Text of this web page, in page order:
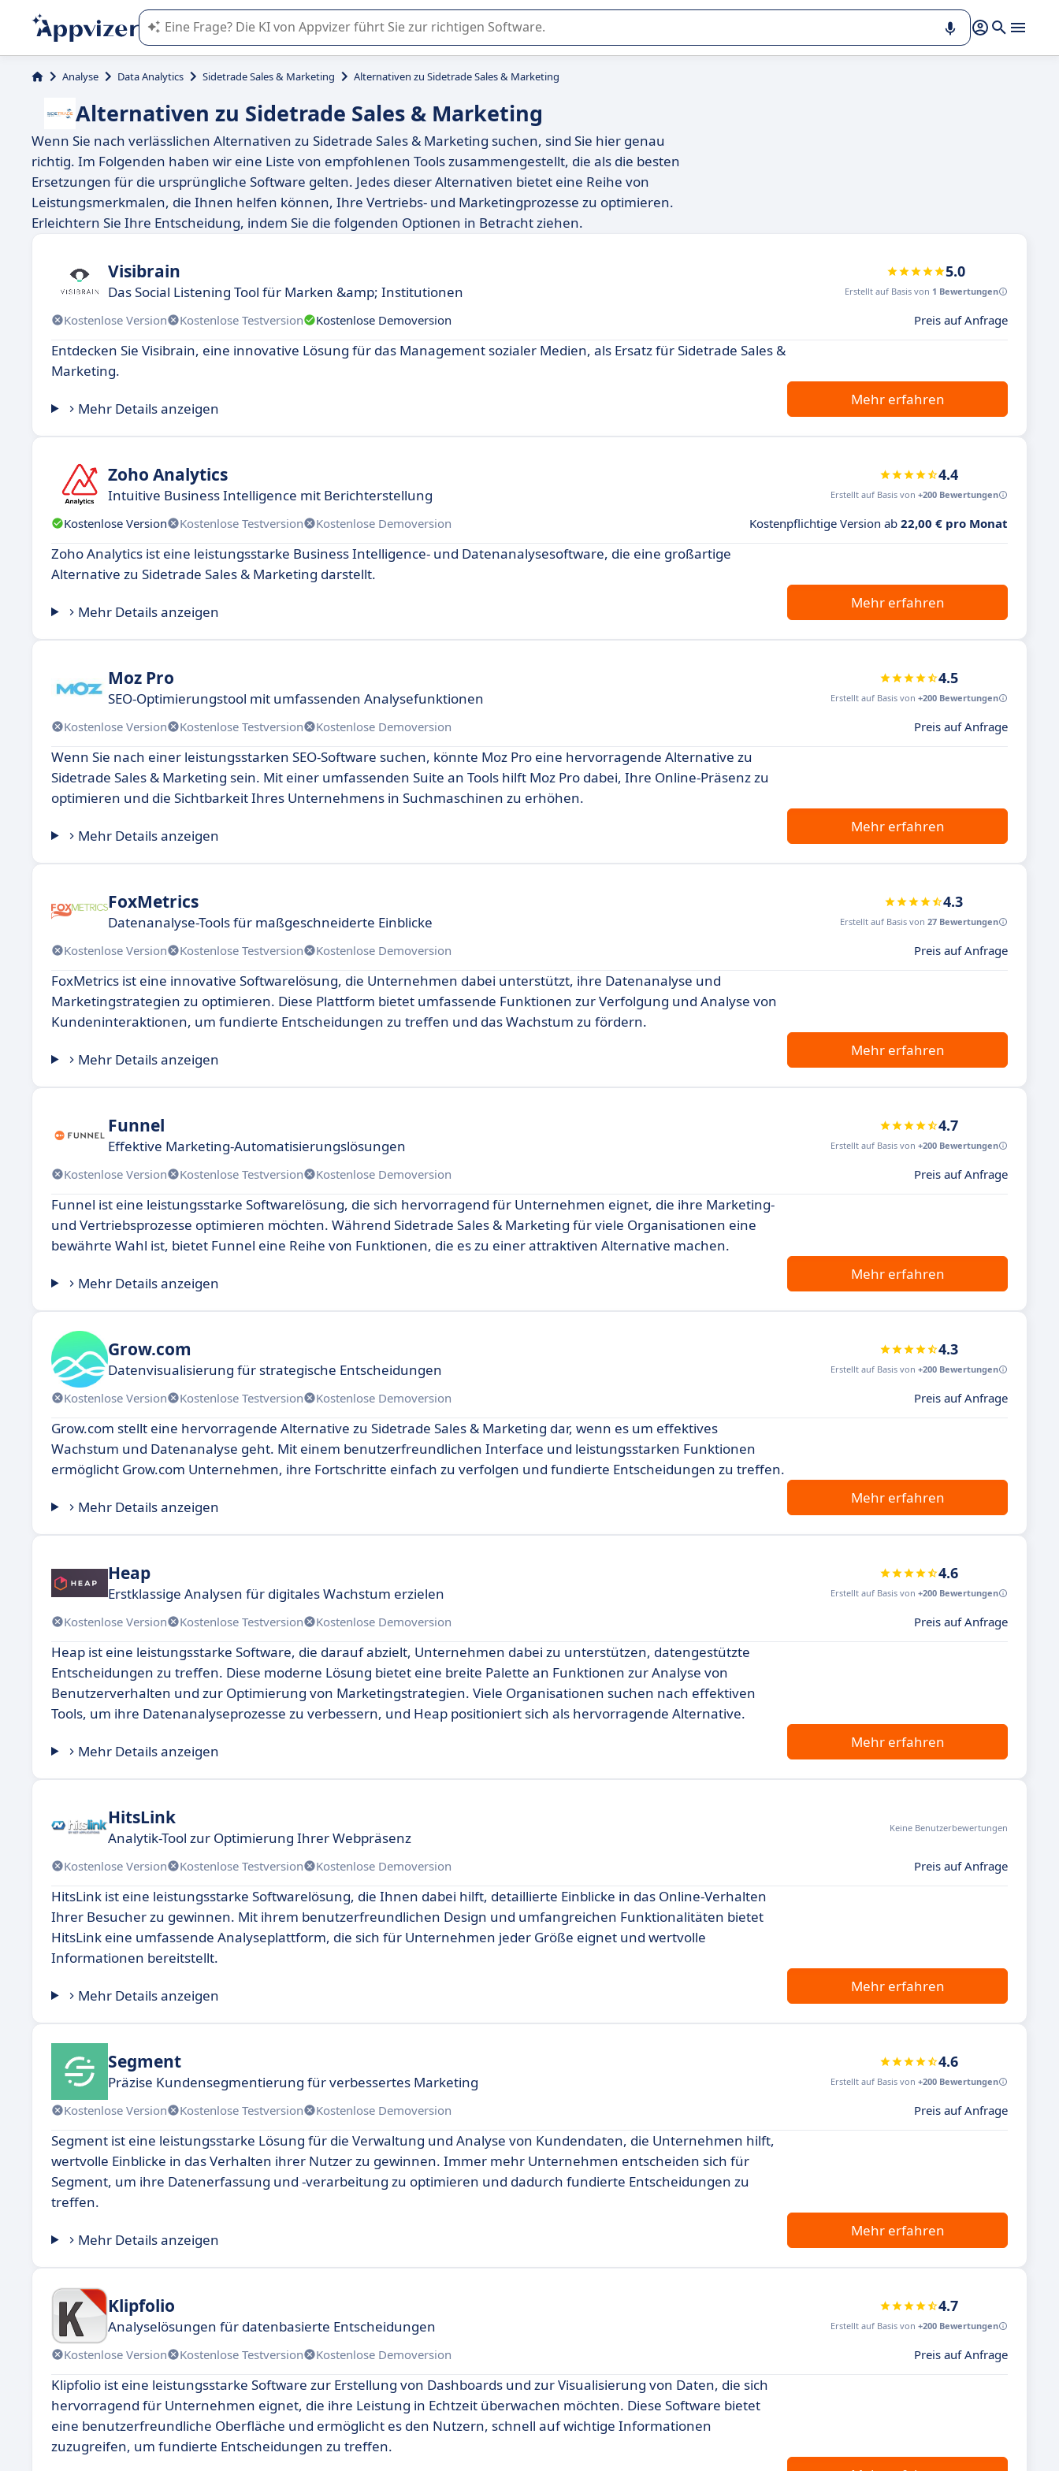
Die KI von Appvizer führt Sie bei der Nutzung oder Auswahl von SaaS-Software in Unternehmen.
Analyse Data Analytics Sidetrade Sales & Marketing Alternativen zu Sidetrade Sales & Marketing
Alternativen zu Sidetrade Sales & Marketing
Wenn Sie nach verlässlichen Alternativen zu Sidetrade Sales & Marketing suchen, sind Sie hier genau
richtig. Im Folgenden haben wir eine Liste von empfohlenen Tools zusammengestellt, die als die besten
Ersetzungen für die ursprüngliche Software gelten. Jedes dieser Alternativen bietet eine Reihe von
Leistungsmerkmalen, die Ihnen helfen können, Ihre Vertriebs- und Marketingprozesse zu optimieren.
Erleichtern Sie Ihre Entscheidung, indem Sie die folgenden Optionen in Betracht ziehen.
Visibrain
Das Social Listening Tool für Marken &amp; Institutionen
5.0
Erstellt auf Basis von 1 Bewertungen
Kostenlose Version Kostenlose Testversion Kostenlose Demoversion Preis auf Anfrage
Entdecken Sie Visibrain, eine innovative Lösung für das Management sozialer Medien, als Ersatz für Sidetrade Sales &
Marketing.
Mehr Details anzeigen
Mehr erfahren
Zoho Analytics
Intuitive Business Intelligence mit Berichterstellung
4.4
Erstellt auf Basis von +200 Bewertungen
Kostenlose Version Kostenlose Testversion Kostenlose Demoversion Kostenpflichtige Version ab 22,00 € pro Monat
Zoho Analytics ist eine leistungsstarke Business Intelligence- und Datenanalysesoftware, die eine großartige
Alternative zu Sidetrade Sales & Marketing darstellt.
Mehr Details anzeigen
Mehr erfahren
Moz Pro
SEO-Optimierungstool mit umfassenden Analysefunktionen
4.5
Erstellt auf Basis von +200 Bewertungen
Kostenlose Version Kostenlose Testversion Kostenlose Demoversion Preis auf Anfrage
Wenn Sie nach einer leistungsstarken SEO-Software suchen, könnte Moz Pro eine hervorragende Alternative zu
Sidetrade Sales & Marketing sein. Mit einer umfassenden Suite an Tools hilft Moz Pro dabei, Ihre Online-Präsenz zu
optimieren und die Sichtbarkeit Ihres Unternehmens in Suchmaschinen zu erhöhen.
Mehr Details anzeigen
Mehr erfahren
FoxMetrics
Datenanalyse-Tools für maßgeschneiderte Einblicke
4.3
Erstellt auf Basis von 27 Bewertungen
Kostenlose Version Kostenlose Testversion Kostenlose Demoversion Preis auf Anfrage
FoxMetrics ist eine innovative Softwarelösung, die Unternehmen dabei unterstützt, ihre Datenanalyse und
Marketingstrategien zu optimieren. Diese Plattform bietet umfassende Funktionen zur Verfolgung und Analyse von
Kundeninteraktionen, um fundierte Entscheidungen zu treffen und das Wachstum zu fördern.
Mehr Details anzeigen
Mehr erfahren
Funnel
Effektive Marketing-Automatisierungslösungen
4.7
Erstellt auf Basis von +200 Bewertungen
Kostenlose Version Kostenlose Testversion Kostenlose Demoversion Preis auf Anfrage
Funnel ist eine leistungsstarke Softwarelösung, die sich hervorragend für Unternehmen eignet, die ihre Marketing-
und Vertriebsprozesse optimieren möchten. Während Sidetrade Sales & Marketing für viele Organisationen eine
bewährte Wahl ist, bietet Funnel eine Reihe von Funktionen, die es zu einer attraktiven Alternative machen.
Mehr Details anzeigen
Mehr erfahren
Grow.com
Datenvisualisierung für strategische Entscheidungen
4.3
Erstellt auf Basis von +200 Bewertungen
Kostenlose Version Kostenlose Testversion Kostenlose Demoversion Preis auf Anfrage
Grow.com stellt eine hervorragende Alternative zu Sidetrade Sales & Marketing dar, wenn es um effektives
Wachstum und Datenanalyse geht. Mit einem benutzerfreundlichen Interface und leistungsstarken Funktionen
ermöglicht Grow.com Unternehmen, ihre Fortschritte einfach zu verfolgen und fundierte Entscheidungen zu treffen.
Mehr Details anzeigen
Mehr erfahren
Heap
Erstklassige Analysen für digitales Wachstum erzielen
4.6
Erstellt auf Basis von +200 Bewertungen
Kostenlose Version Kostenlose Testversion Kostenlose Demoversion Preis auf Anfrage
Heap ist eine leistungsstarke Software, die darauf abzielt, Unternehmen dabei zu unterstützen, datengestützte
Entscheidungen zu treffen. Diese moderne Lösung bietet eine breite Palette an Funktionen zur Analyse von
Benutzerverhalten und zur Optimierung von Marketingstrategien. Viele Organisationen suchen nach effektiven
Tools, um ihre Datenanalyseprozesse zu verbessern, und Heap positioniert sich als hervorragende Alternative.
Mehr Details anzeigen
Mehr erfahren
HitsLink
Analytik-Tool zur Optimierung Ihrer Webpräsenz
Keine Benutzerbewertungen
Kostenlose Version Kostenlose Testversion Kostenlose Demoversion Preis auf Anfrage
HitsLink ist eine leistungsstarke Softwarelösung, die Ihnen dabei hilft, detaillierte Einblicke in das Online-Verhalten
Ihrer Besucher zu gewinnen. Mit ihrem benutzerfreundlichen Design und umfangreichen Funktionalitäten bietet
HitsLink eine umfassende Analyseplattform, die sich für Unternehmen jeder Größe eignet und wertvolle
Informationen bereitstellt.
Mehr Details anzeigen
Mehr erfahren
Segment
Präzise Kundensegmentierung für verbessertes Marketing
4.6
Erstellt auf Basis von +200 Bewertungen
Kostenlose Version Kostenlose Testversion Kostenlose Demoversion Preis auf Anfrage
Segment ist eine leistungsstarke Lösung für die Verwaltung und Analyse von Kundendaten, die Unternehmen hilft,
wertvolle Einblicke in das Verhalten ihrer Nutzer zu gewinnen. Immer mehr Unternehmen entscheiden sich für
Segment, um ihre Datenerfassung und -verarbeitung zu optimieren und dadurch fundierte Entscheidungen zu
treffen.
Mehr Details anzeigen
Mehr erfahren
Klipfolio
Analyselösungen für datenbasierte Entscheidungen
4.7
Erstellt auf Basis von +200 Bewertungen
Kostenlose Version Kostenlose Testversion Kostenlose Demoversion Preis auf Anfrage
Klipfolio ist eine leistungsstarke Software zur Erstellung von Dashboards und zur Visualisierung von Daten, die sich
hervorragend für Unternehmen eignet, die ihre Leistung in Echtzeit überwachen möchten. Diese Software bietet
eine benutzerfreundliche Oberfläche und ermöglicht es den Nutzern, schnell auf wichtige Informationen
zuzugreifen, um fundierte Entscheidungen zu treffen.